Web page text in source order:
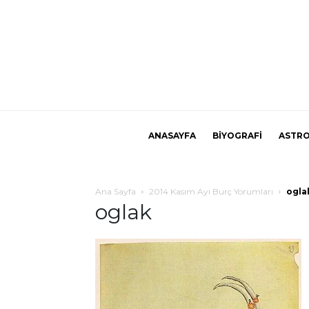
ANASAYFA BİYOGRAFİ
Ana Sayfa 2014 Kasım Ayı Burç Yorumları
oglak